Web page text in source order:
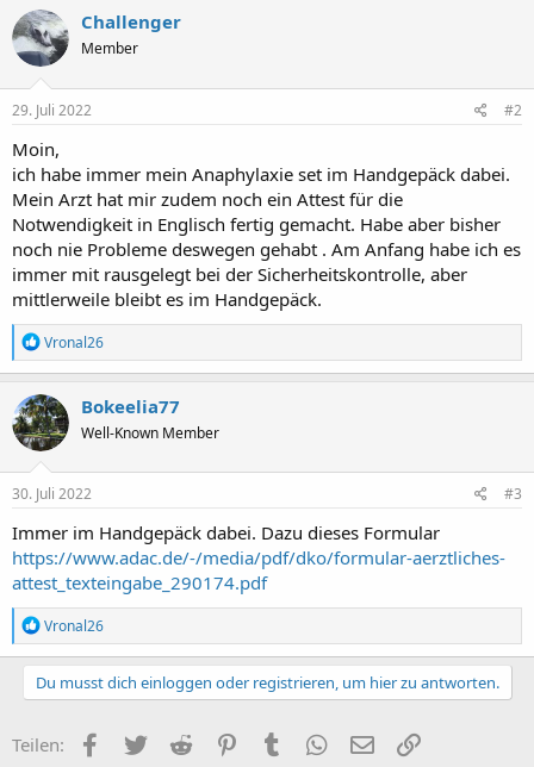
Challenger
Member
29. Juli 2022 #2
Moin,
ich habe immer mein Anaphylaxie set im Handgepäck dabei.
Mein Arzt hat mir zudem noch ein Attest für die
Notwendigkeit in Englisch fertig gemacht. Habe aber bisher
noch nie Probleme deswegen gehabt . Am Anfang habe ich es
immer mit rausgelegt bei der Sicherheitskontrolle, aber
mittlerweile bleibt es im Handgepäck.
R
e
a
k
t
i
o
n
e
:
Vronal26
Bokeelia77
Well-Known Member
30. Juli 2022 #3
Immer im Handgepäck dabei. Dazu dieses Formular
https://www.adac.de/-/media/pdf/dko/formular-aerztliches-
attest_texteingabe_290174.pdf
R
e
a
k
t
o
n
Vronal26
Du musst dich einloggen oder registrieren, um hier zu antworten.
Teilen: Facebook
Twitter Reddit PinterestTumblr WhatsApp
E-Mail